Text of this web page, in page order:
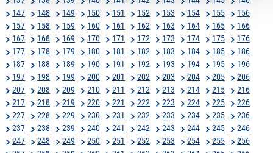
147
148 149 150 151 152 153 154 155
156
157
158 159 160 161 162 163 164 165
166
167
168 169 170 171 172 173 174 175
176
177
178 179 180 181 182 183 184 185
186
187
188 189 190 191 192 193 194 195
196
197
198 199 200 201 202 203 204 205
206
207
208 209 210 211 212 213 214 215
216
217
218 219 220 221 222 223 224 225
226
227
228 229 230 231 232 233 234 235
236
237
238 239 240 241 242 243 244 245
246
247
248 249 250 251 252 253 254 255
256